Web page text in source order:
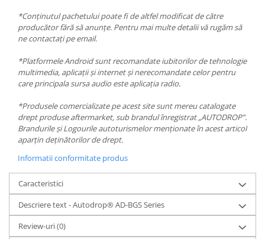
*Conținutul pachetului poate fi de altfel modificat de către
producător fără să anunțe. Pentru mai multe detalii vă rugăm să
ne contactați pe email.
*Platformele Android sunt recomandate iubitorilor de tehnologie
multimedia, aplicații și internet și nerecomandate celor pentru
care principala sursa audio este aplicația radio.
*Produsele comercializate pe acest site sunt mereu catalogate
drept produse aftermarket, sub brandul înregistrat „AUTODROP”.
Brandurile și Logourile autoturismelor menționate în acest articol
aparțin deținătorilor de drept.
Informatii conformitate produs
Caracteristici
Descriere text - Autodrop® AD-BGS Series
Review-uri(0)